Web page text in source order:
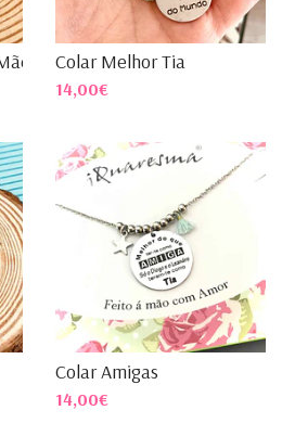
e...Colar Melhor Tia
14,00€
Colar Amigas
14,00€